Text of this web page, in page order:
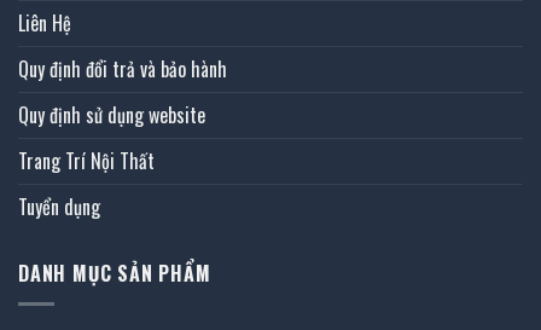
Liên Hệ
Quy định đổi trả và bảo hành
Quy định sử dụng website
Trang Trí Nội Thất
Tuyển dụng
DANH MỤC SẢN PHẨM